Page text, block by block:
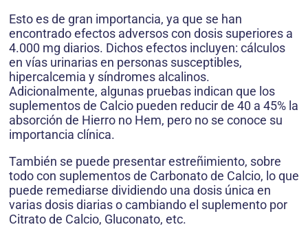
Esto es de gran importancia, ya que se han
encontrado efectos adversos con dosis superiores a
4.000 mg diarios. Dichos efectos incluyen: cálculos
en vías urinarias en personas susceptibles,
hipercalcemia y síndromes alcalinos.
Adicionalmente, algunas pruebas indican que los
suplementos de Calcio pueden reducir de 40 a 45% la
absorción de Hierro no Hem, pero no se conoce su
importancia clínica.
También se puede presentar estreñimiento, sobre
todo con suplementos de Carbonato de Calcio, lo que
puede remediarse dividiendo una dosis única en
varias dosis diarias o cambiando el suplemento por
Citrato de Calcio, Gluconato, etc.